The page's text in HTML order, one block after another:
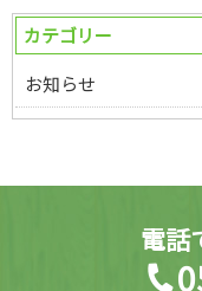
カテゴリー
お知らせ
電話